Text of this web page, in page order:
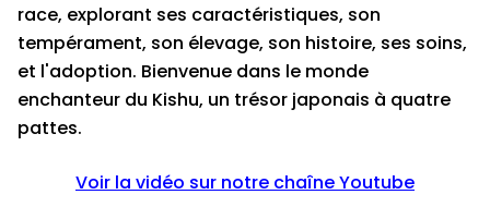
race, explorant ses caractéristiques, son
tempérament, son élevage, son histoire, ses soins,
et l'adoption. Bienvenue dans le monde
enchanteur du Kishu, un trésor japonais à quatre
pattes.
Voir la vidéo sur notre chaîne Youtube